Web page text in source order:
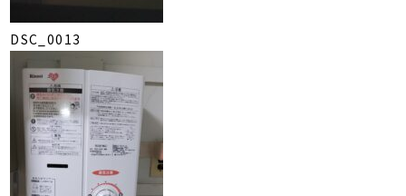
DSC_0013